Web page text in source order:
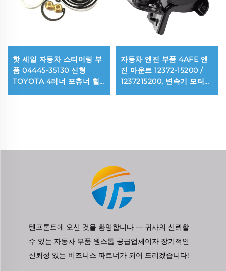
핫 세일 자동차 스티어링 부
품 04445-35130 신형
TOYOTA 4러너 포츄너 힐
럭스 전동 파워 스티어링 기
자동차 엔진 부품 4AFE 엔
진 마운트 12372-15200 /
1237215200, 변속기 모터
마운트, 토요타 코롤라
텐프론트에 오신 것을 환영합니다 — 귀사의 신뢰할
수 있는 자동차 부품 원스톱 공급업체이자 장기적인
신뢰성 있는 비즈니스 파트너가 되어 드리겠습니다!